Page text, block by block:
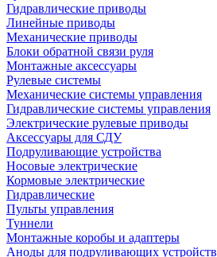
Гидравлические приводы
Линейные приводы
Механические приводы
Блоки обратной связи руля
Монтажные аксессуары
Рулевые системы
Механические системы управления
Гидравлические системы управления
Электрические рулевые приводы
Аксессуары для СДУ
Подруливающие устройства
Носовые электрические
Кормовые электрические
Гидравлические
Пульты управления
Туннели
Монтажные коробы и адаптеры
Аноды для подруливающих устройств